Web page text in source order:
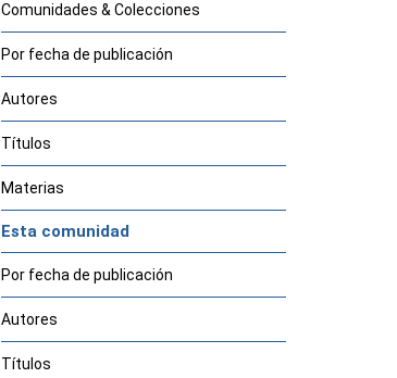
Comunidades & Colecciones
Por fecha de publicación
Autores
Títulos
Materias
Esta comunidad
Por fecha de publicación
Autores
Títulos